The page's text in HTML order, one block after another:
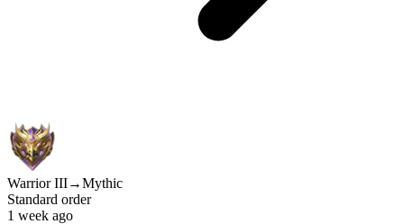
Warrior III→Mythic
Standard order
1 week ago